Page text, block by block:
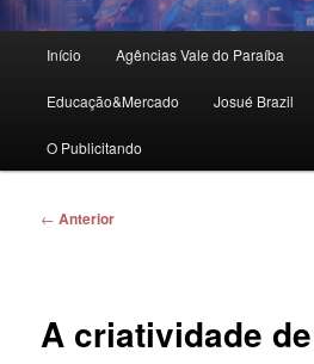
principal
Início Agências Vale do Paraíba
Educação&Mercado Josué Brazil
O Publicitando
Navegação
← Anterior
A criatividade